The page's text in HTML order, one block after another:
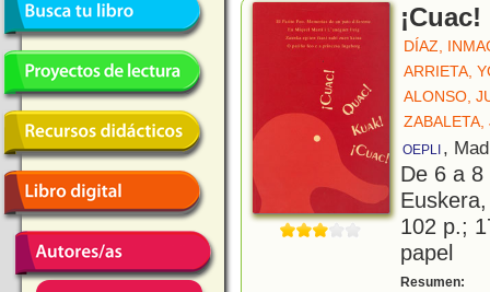
DÍAZ,
ARRIETA,
ALONSO,
ZABALETA,
OEPLI ,
De 6 a
102 p.;
papel
Resumen: